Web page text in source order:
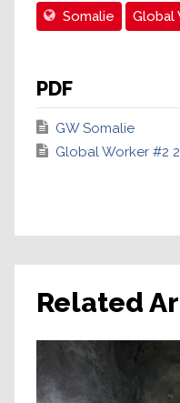
Somalie Global
PDF
GW Somalie
Global Worker #2
Related